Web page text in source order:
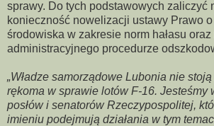
sprawy. Do tych podstawowych zaliczyć
konieczność nowelizacji ustawy Prawo
środowiska w zakresie norm hałasu
administracyjnego procedurze
„Władze samorządowe Lubonia nie
rękoma w sprawie lotów F-16. Jesteśmy
posłów i senatorów Rzeczypospolitej,
imieniu podejmują działania w tym